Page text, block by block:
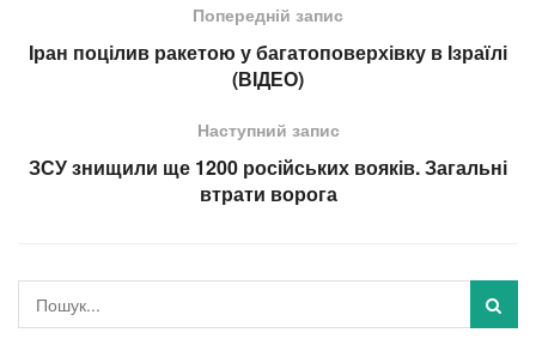
Попередній запис
Іран поцілив ракетою у багатоповерхівку в Ізраїлі
(ВІДЕО)
Наступний запис
ЗСУ знищили ще 1200 російських вояків. Загальні
втрати ворога